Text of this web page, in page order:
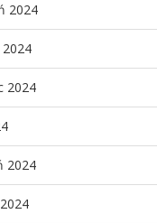
2024
2024
2024